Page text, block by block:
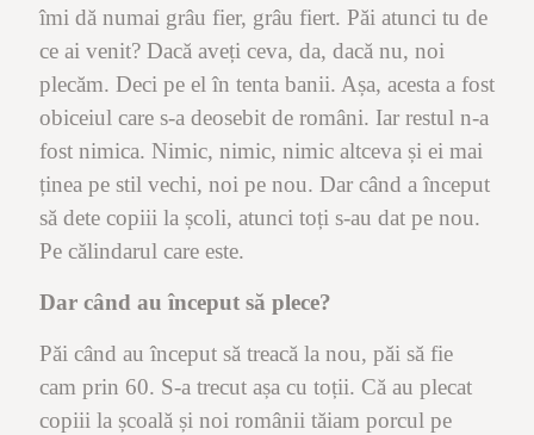
îmi dă numai grâu fier, grâu fiert. Păi atunci tu de
ce ai venit? Dacă aveți ceva, da, dacă nu, noi
plecăm. Deci pe el în tenta banii. Așa, acesta a fost
obiceiul care s-a deosebit de români. Iar restul n-a
fost nimica. Nimic, nimic, nimic altceva și ei mai
ținea pe stil vechi, noi pe nou. Dar când a început
să dete copiii la școli, atunci toți s-au dat pe nou.
Pe călindarul care este.
Dar când au început să plece?
Păi când au început să treacă la nou, păi să fie
cam prin 60. S-a trecut așa cu toții. Că au plecat
copiii la școală și noi românii tăiam porcul pe